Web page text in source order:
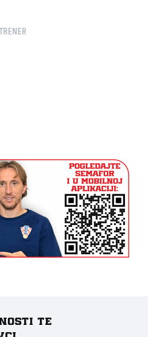
TRENER
te